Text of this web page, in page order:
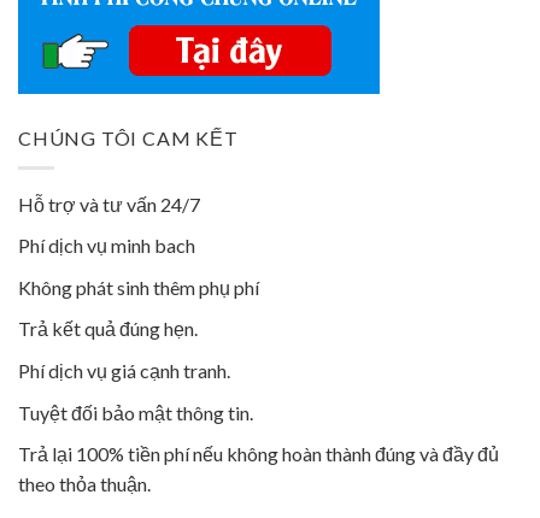
CHÚNG TÔI CAM KẾT
Hỗ trợ và tư vấn 24/7
Phí dịch vụ minh bach
Không phát sinh thêm phụ phí
Trả kết quả đúng hẹn.
Phí dịch vụ giá cạnh tranh.
Tuyệt đối bảo mật thông tin.
Trả lại 100% tiền phí nếu không hoàn thành đúng và đầy đủ
theo thỏa thuận.